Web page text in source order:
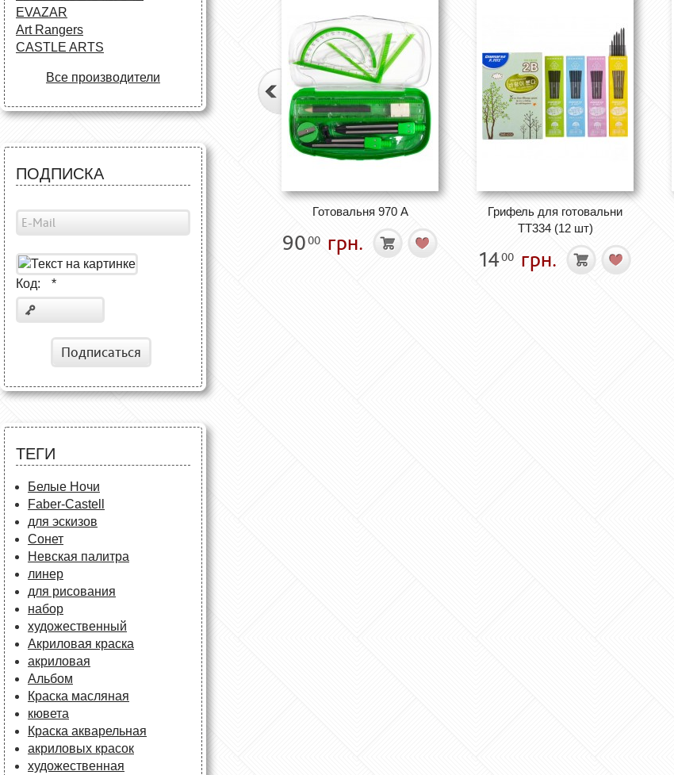
EVAZAR
Art Rangers
CASTLE ARTS
Все производители
ПОДПИСКА
Код: *
Подписаться
ТЕГИ
Белые Ночи
Faber-Castell
для эскизов
Сонет
Невская палитра
линер
для рисования
набор
художественный
Акриловая краска
акриловая
Альбом
Краска масляная
кювета
Краска акварельная
акриловых красок
художественная
Готовальня 970 А
9000 грн.
Грифель для готовальни
TT334 (12 шт)
1400 грн.